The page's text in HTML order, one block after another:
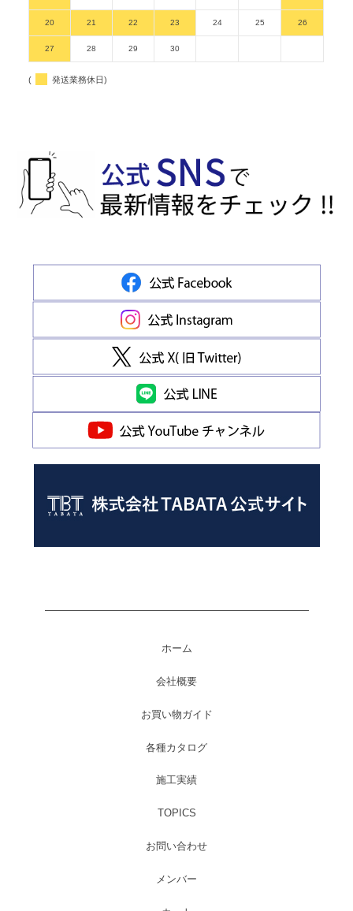
20 21 22 23 24 25 26
27 28 29 30
( 発送業務休日)
ホーム
会社概要
お買い物ガイド
各種カタログ
施工実績
TOPICS
お問い合わせ
メンバー